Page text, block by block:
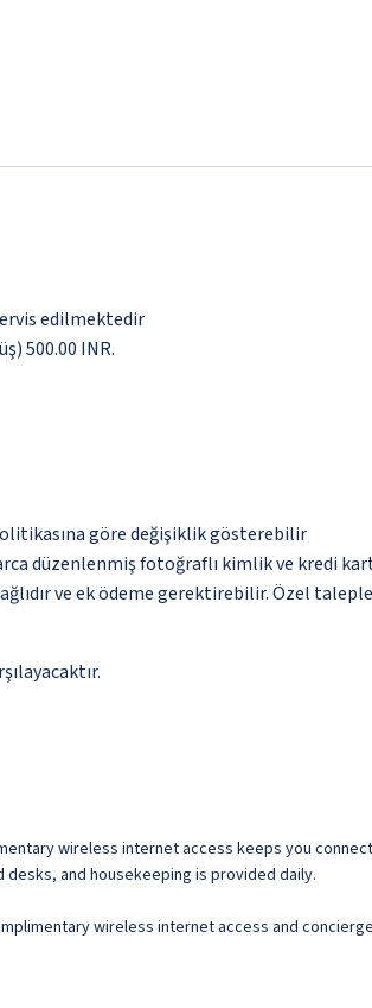
edilmektedir
500.00 INR.
göre değişiklik gösterebilir
düzenlenmiş fotoğraflı kimlik ve kredi
ve ek ödeme gerektirebilir. Özel
wireless internet access keeps you
and housekeeping is provided daily.
wireless internet access and